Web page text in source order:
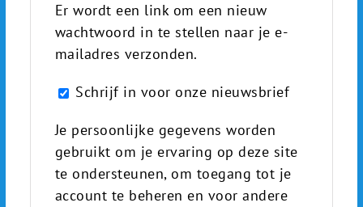
Er wordt een link om een nieuw
wachtwoord in te stellen naar je e-
mailadres verzonden.
Schrijf in voor onze nieuwsbrief
Je persoonlijke gegevens worden
gebruikt om je ervaring op deze site
te ondersteunen, om toegang tot je
account te beheren en voor andere